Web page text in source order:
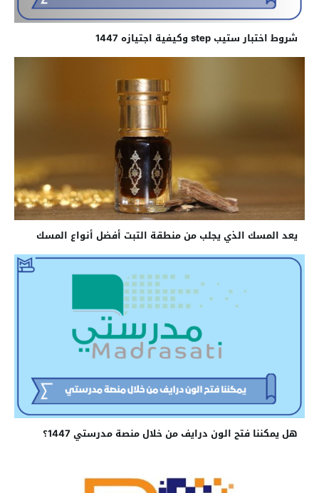
شروط اختبار ستيب step وكيفية اجتيازه 1447
يعد المسك الذي يجلب من منطقة التبت أفضل أنواع المسك
هل يمكننا فتح الون درايف من خلال منصة مدرستي 1447؟